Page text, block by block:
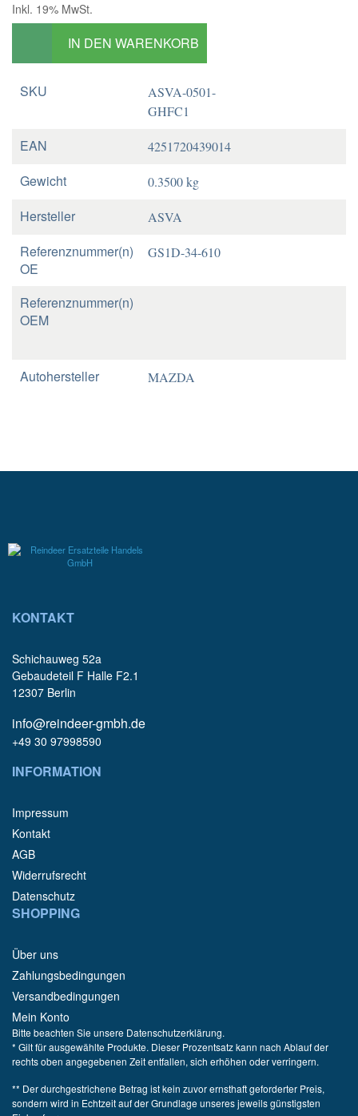
Inkl. 19% MwSt.
IN DEN WARENKORB
SKU
ASVA-0501-
GHFC1
EAN 4251720439014
Gewicht 0.3500 kg
Hersteller ASVA
Referenznummer(n)
OE
GS1D-34-610
Referenznummer(n)
OEM
Autohersteller MAZDA
KONTAKT
Schichauweg 52a
Gebaudeteil F Halle F2.1
12307 Berlin
info@reindeer-gmbh.de
+49 30 97998590
INFORMATION
Impressum
Kontakt
AGB
Widerrufsrecht
Datenschutz
SHOPPING
Über uns
Zahlungsbedingungen
Versandbedingungen
Mein Konto
Bitte beachten Sie unsere Datenschutzerklärung.
* Gilt für ausgewählte Produkte. Dieser Prozentsatz kann nach Ablauf der
rechts oben angegebenen Zeit entfallen, sich erhöhen oder verringern.
** Der durchgestrichene Betrag ist kein zuvor ernsthaft geforderter Preis,
sondern wird in Echtzeit auf der Grundlage unseres jeweils günstigsten